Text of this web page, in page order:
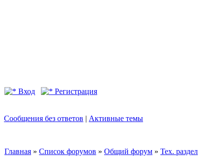
Вход Регистрация
Сообщения без ответов | Активные темы
Главная » Список форумов » Общий форум » Тех. раздел